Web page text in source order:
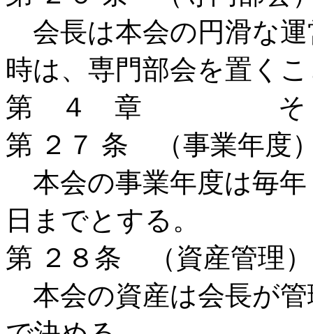
会長は本会の円滑な
時は、専門部会を置く
第 ４ 章
第 ２７ 条 （事業年度
本会の事業年度は毎
日までとする。
第 ２８条 （資産管理）
本会の資産は会長が管